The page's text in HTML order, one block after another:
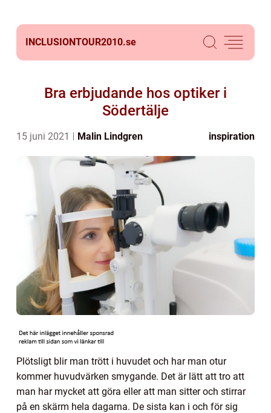
INCLUSIONTOUR2010.se
Bra erbjudande hos optiker i
Södertälje
15 juni 2021 Malin Lindgren inspiration
Plötsligt blir man trött i huvudet och har man otur
kommer huvudvärken smygande. Det är lätt att tro att
man har mycket att göra eller att man sitter och stirrar
på en skärm hela dagarna. De sista kan i och för sig